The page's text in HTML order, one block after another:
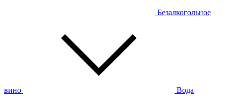
Безалкогольное
вино Вода